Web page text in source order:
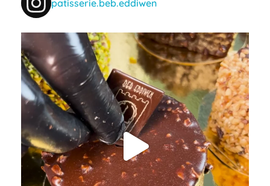
patisserie.beb.eddiwen